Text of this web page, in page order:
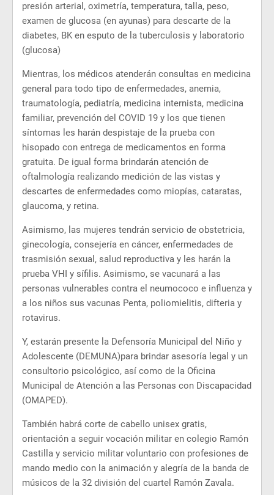
presión arterial, oximetría, temperatura, talla, peso,
examen de glucosa (en ayunas) para descarte de la
diabetes, BK en esputo de la tuberculosis y laboratorio
(glucosa)
Mientras, los médicos atenderán consultas en medicina
general para todo tipo de enfermedades, anemia,
traumatología, pediatría, medicina internista, medicina
familiar, prevención del COVID 19 y los que tienen
síntomas les harán despistaje de la prueba con
hisopado con entrega de medicamentos en forma
gratuita. De igual forma brindarán atención de
oftalmología realizando medición de las vistas y
descartes de enfermedades como miopías, cataratas,
glaucoma, y retina.
Asimismo, las mujeres tendrán servicio de obstetricia,
ginecología, consejería en cáncer, enfermedades de
trasmisión sexual, salud reproductiva y les harán la
prueba VHI y sífilis. Asimismo, se vacunará a las
personas vulnerables contra el neumococo e influenza y
a los niños sus vacunas Penta, poliomielitis, difteria y
rotavirus.
Y, estarán presente la Defensoría Municipal del Niño y
Adolescente (DEMUNA)para brindar asesoría legal y un
consultorio psicológico, así como de la Oficina
Municipal de Atención a las Personas con Discapacidad
(OMAPED).
También habrá corte de cabello unisex gratis,
orientación a seguir vocación militar en colegio Ramón
Castilla y servicio militar voluntario con profesiones de
mando medio con la animación y alegría de la banda de
músicos de la 32 división del cuartel Ramón Zavala.